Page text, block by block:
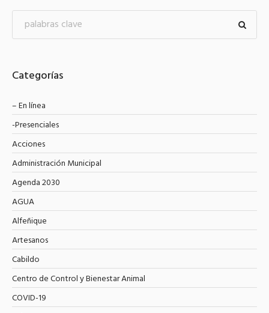
Categorías
– En línea
-Presenciales
Acciones
Administración Municipal
Agenda 2030
AGUA
Alfeñique
Artesanos
Cabildo
Centro de Control y Bienestar Animal
COVID-19